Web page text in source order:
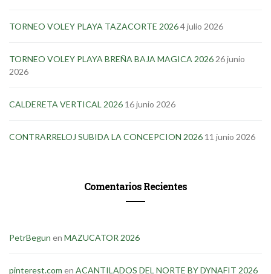
TORNEO VOLEY PLAYA TAZACORTE 20264 julio 2026
TORNEO VOLEY PLAYA BREÑA BAJA MAGICA 2026 26 junio
2026
CALDERETA VERTICAL 2026 16 junio 2026
CONTRARRELOJ SUBIDA LA CONCEPCION 2026 11 junio 2026
Comentarios Recientes
PetrBegun en MAZUCATOR 2026
pinterest.com en ACANTILADOS DEL NORTE BY DYNAFIT 2026